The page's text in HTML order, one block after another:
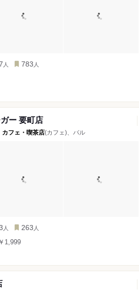
人 783 人
ー 要町店
カフェ・喫茶店(カフェ)、バル
人 263 人
1,999